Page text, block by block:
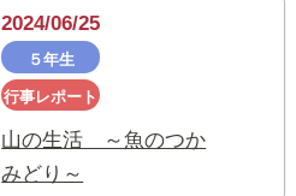
2024/06/25
５年生
行事レポート
山の生活 ～魚のつか
みどり～